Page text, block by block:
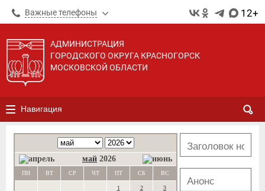
Важные телефоны 12+
АДМИНИСТРАЦИЯ
ГОРОДСКОГО ОКРУГА КРАСНОГОРСК
МОСКОВСКОЙ ОБЛАСТИ
Навигация
май 2026
ПН ВТ СР ЧТ ПТ СБ ВС
1 2 3